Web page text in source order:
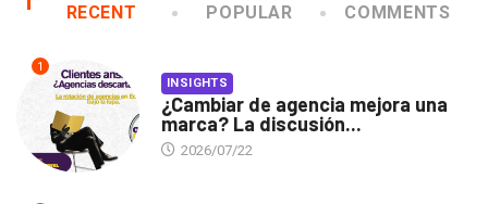
RECENT POPULAR COMMENTS
1
INSIGHTS
¿Cambiar de agencia mejora una
marca? La discusión...
2026/07/22